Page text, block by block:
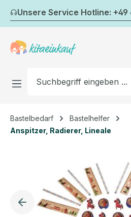
Zum Hauptinhalt springen
Unsere Service Hotline: +49
Bastelbedarf
Bastelhelfer
Anspitzer, Radierer, Lineale